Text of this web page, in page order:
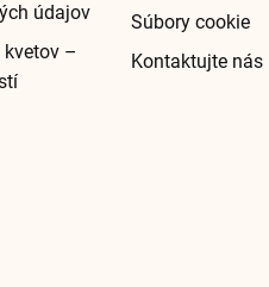
údajov
kvetov –
Súbory cookie
Kontaktujte nás